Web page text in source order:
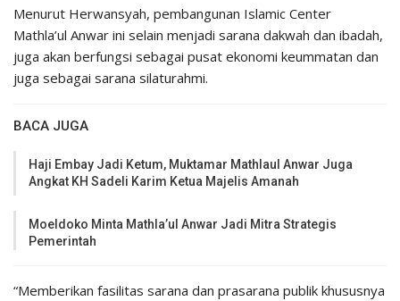
Menurut Herwansyah, pembangunan Islamic Center
Mathla’ul Anwar ini selain menjadi sarana dakwah dan ibadah,
juga akan berfungsi sebagai pusat ekonomi keummatan dan
juga sebagai sarana silaturahmi.
BACA JUGA
Haji Embay Jadi Ketum, Muktamar Mathlaul Anwar Juga
Angkat KH Sadeli Karim Ketua Majelis Amanah
Moeldoko Minta Mathla’ul Anwar Jadi Mitra Strategis
Pemerintah
“Memberikan fasilitas sarana dan prasarana publik khususnya